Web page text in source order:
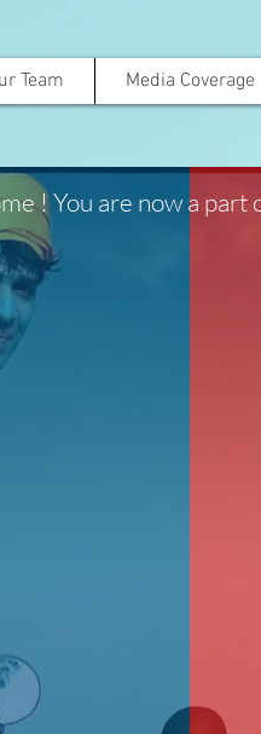
Team Media Coverage
! You are now a part